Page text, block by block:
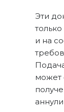
Эти
и на
может